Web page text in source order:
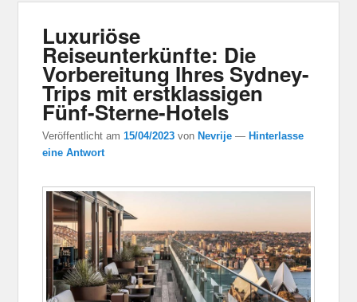
Luxuriöse
Reiseunterkünfte: Die
Vorbereitung Ihres Sydney-
Trips mit erstklassigen
Fünf-Sterne-Hotels
Veröffentlicht am15/04/2023 von Nevrije — Hinterlasse
eine Antwort